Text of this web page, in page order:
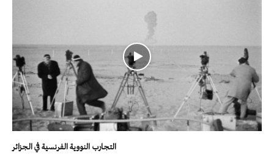
التجارب النووية الفرنسية في الجزائر